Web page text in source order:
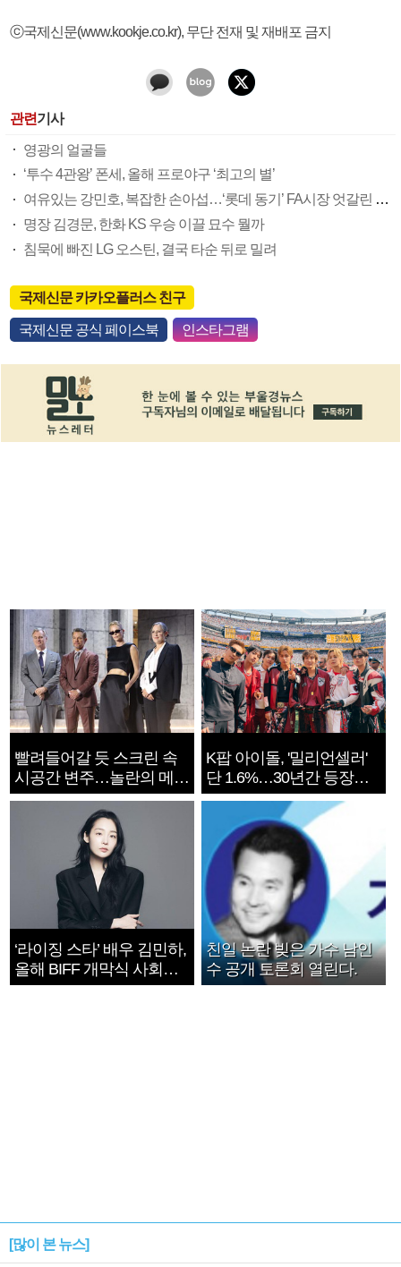
ⓒ국제신문(www.kookje.co.kr), 무단 전재 및 재배포 금지
관련기사
영광의 얼굴들
‘투수 4관왕’ 폰세, 올해 프로야구 ‘최고의 별’
여유있는 강민호, 복잡한 손아섭…‘롯데 동기’ FA시장 엇갈린 희비
명장 김경문, 한화 KS 우승 이끌 묘수 뭘까
침묵에 빠진 LG 오스틴, 결국 타순 뒤로 밀려
국제신문 카카오플러스 친구
국제신문 공식 페이스북 인스타그램
빨려들어갈 듯 스크린 속
시공간 변주…놀란의 메시
지는 ‘전쟁 속죄’
K팝 아이돌, '밀리언셀러'
단 1.6%…30년간 등장
1182개팀 전수조사
‘라이징 스타’ 배우 김민하,
올해 BIFF 개막식 사회자
확정
친일 논란 빚은 가수 남인
수 공개 토론회 열린다.
[많이 본 뉴스]